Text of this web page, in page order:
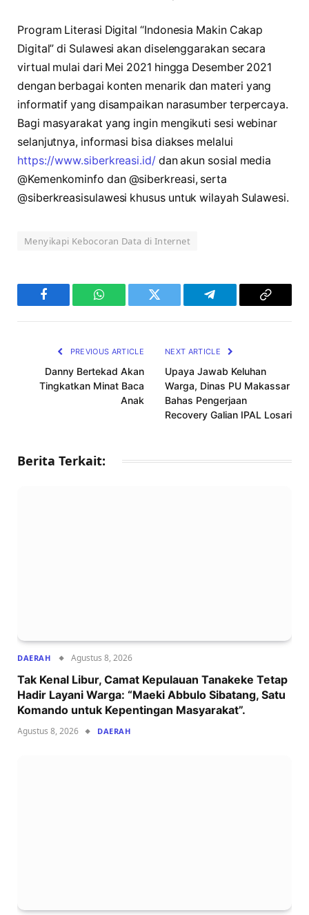
Program Literasi Digital “Indonesia Makin Cakap
Digital” di Sulawesi akan diselenggarakan secara
virtual mulai dari Mei 2021 hingga Desember 2021
dengan berbagai konten menarik dan materi yang
informatif yang disampaikan narasumber terpercaya.
Bagi masyarakat yang ingin mengikuti sesi webinar
selanjutnya, informasi bisa diakses melalui
https://www.siberkreasi.id/dan akun sosial media
@Kemenkominfo dan @siberkreasi, serta
@siberkreasisulawesi khusus untuk wilayah Sulawesi.
Menyikapi Kebocoran Data di Internet
Facebook WhatsAppTwitter Telegram
Copy
PREVIOUS ARTICLE
Danny Bertekad Akan
Tingkatkan Minat Baca
Anak
NEXT ARTICLE
Upaya Jawab Keluhan
Warga, Dinas PU Makassar
Bahas Pengerjaan
Recovery Galian IPAL Losari
Berita Terkait:
DAERAH Agustus 8, 2026
Tak Kenal Libur, Camat Kepulauan Tanakeke Tetap
Hadir Layani Warga: “Maeki Abbulo Sibatang, Satu
Komando untuk Kepentingan Masyarakat”.
Agustus 8, 2026 DAERAH